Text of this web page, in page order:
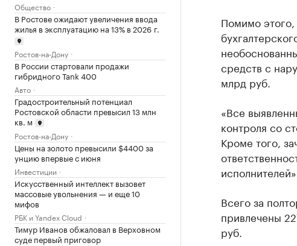
Общество
В Ростове ожидают увеличения ввода
жилья в эксплуатацию на 13% в 2026 г.
Ростов-на-Дону
В России стартовали продажи
гибридного Tank 400
Авто
Градостроительный потенциал
Ростовской области превысил 13 млн
кв. м
Ростов-на-Дону
Цены на золото превысили $4400 за
унцию впервые с июня
Инвестиции
Искусственный интеллект вызовет
массовые увольнения — и еще 10
мифов
РБК и Yandex Cloud
Тимур Иванов обжаловал в Верховном
суде первый приговор
Помимо
средств с
млрд руб.
«Все
контроля со
Кроме того,
Всего за
привлечены
руб.